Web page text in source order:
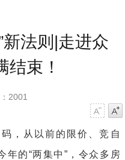
新法则|走进众
结束！
2001
，从以前的限价、竞自
年的“两集中”，令众多房